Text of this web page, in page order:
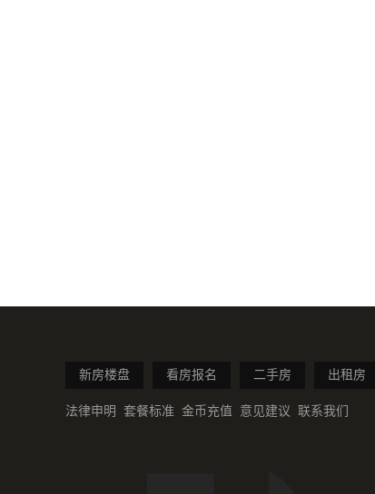
新房楼盘 看房报名 二手房 出租房
法律申明 套餐标准 金币充值 意见建议 联系我们